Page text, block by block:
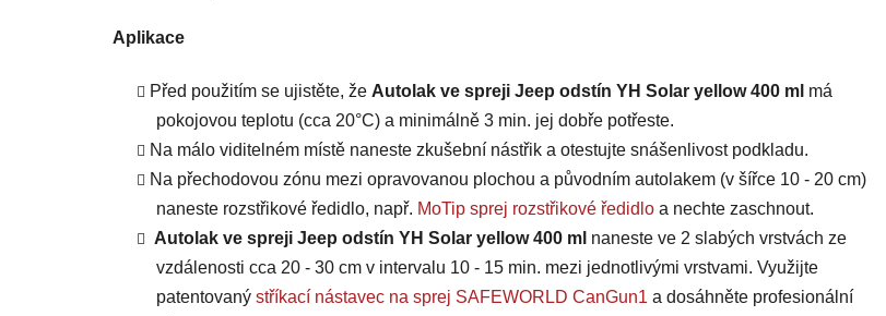
Aplikace
Před použitím se ujistěte, že Autolak ve spreji Jeep odstín YH Solar yellow 400 ml má
pokojovou teplotu (cca 20°C) a minimálně 3 min. jej dobře potřeste.
Na málo viditelném místě naneste zkušební nástřik a otestujte snášenlivost podkladu.
Na přechodovou zónu mezi opravovanou plochou a původním autolakem (v šířce 10 - 20 cm)
naneste rozstřikové ředidlo, např. MoTip sprej rozstřikové ředidlo a nechte zaschnout.
Autolak ve spreji Jeep odstín YH Solar yellow 400 ml naneste ve 2 slabých vrstvách ze
vzdálenosti cca 20 - 30 cm v intervalu 10 - 15 min. mezi jednotlivými vrstvami. Využijte
patentovaný stříkací nástavec na sprej SAFEWORLD CanGun1 a dosáhněte profesionální